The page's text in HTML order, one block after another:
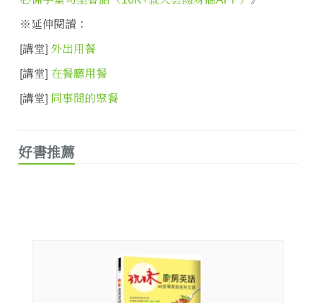
※延伸閱讀：
[講堂] 外出用餐
[講堂] 在餐廳用餐
[講堂] 同事間的聚餐
好書推薦